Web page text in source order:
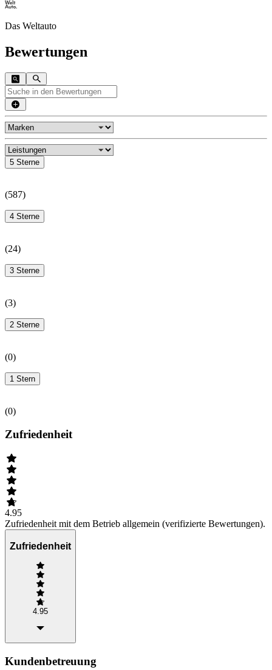
Das Weltauto
Bewertungen
5 Sterne
(587)
4 Sterne
(24)
3 Sterne
(3)
2 Sterne
(0)
1 Stern
(0)
Zufriedenheit
4.95
Zufriedenheit mit dem Betrieb allgemein (verifizierte Bewertungen).
Zufriedenheit
4.95
Kundenbetreuung